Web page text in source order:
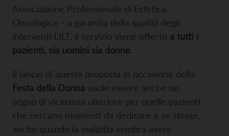
Associazione Professionale di Estetica
Oncologica – a garanzia della qualità degli
interventi LILT, il servizio viene offerto a tutti i
pazienti, sia uomini sia donne.
Il lancio di questa proposta in occasione della
Festa della Donna vuole essere anche un
segno di vicinanza ulteriore per quelle pazienti
che cercano momenti da dedicare a se stesse,
anche quando la malattia sembra avere